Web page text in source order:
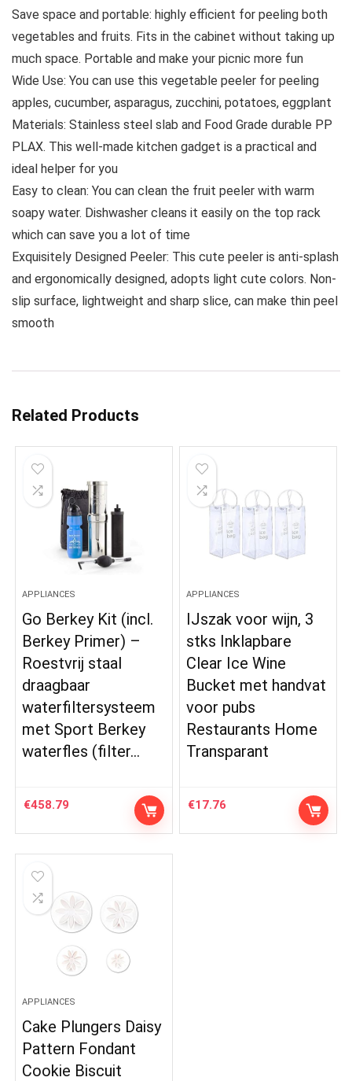
Save space and portable: highly efficient for peeling both
vegetables and fruits. Fits in the cabinet without taking up
much space. Portable and make your picnic more fun
Wide Use: You can use this vegetable peeler for peeling
apples, cucumber, asparagus, zucchini, potatoes, eggplant
Materials: Stainless steel slab and Food Grade durable PP
PLAX. This well-made kitchen gadget is a practical and
ideal helper for you
Easy to clean: You can clean the fruit peeler with warm
soapy water. Dishwasher cleans it easily on the top rack
which can save you a lot of time
Exquisitely Designed Peeler: This cute peeler is anti-splash
and ergonomically designed, adopts light cute colors. Non-
slip surface, lightweight and sharp slice, can make thin peel
smooth
Related Products
APPLIANCES
Go Berkey Kit (incl.
Berkey Primer) –
Roestvrij staal
draagbaar
waterfiltersysteem
met Sport Berkey
waterfles (filter…
€458.79
APPLIANCES
IJszak voor wijn, 3
stks Inklapbare
Clear Ice Wine
Bucket met handvat
voor pubs
Restaurants Home
Transparant
€17.76
APPLIANCES
Cake Plungers Daisy
Pattern Fondant
Cookie Biscuit